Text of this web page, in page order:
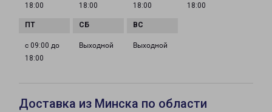
18:00
18:00
18:00
18:00
с 09:00 до
18:00
Выходной Выходной
Доставка из Минска по области